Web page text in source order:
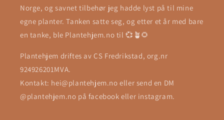
Norge, og savnet tilbehør jeg hadde lyst på til mine
egne planter. Tanken satte seg, og etter et år med bare
en tanke, ble Plantehjem.no til 💞🪴🌻
Plantehjem driftes av CS Fredrikstad, org.nr
924926201MVA.
Kontakt: hei@plantehjem.no eller send en DM
@plantehjem.no på facebook eller instagram.